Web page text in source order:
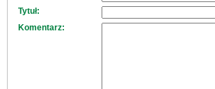
Tytuł:
Komentarz: